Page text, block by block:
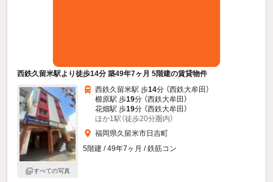
西鉄久留米駅より徒歩14分 築49年7ヶ月 5階建の賃貸物件
すべての写真
西鉄久留米駅 歩14分 （西鉄大牟田）
櫛原駅 歩19分 （西鉄大牟田）
花畑駅 歩19分 （西鉄大牟田）
ほか1駅（徒歩20分圏内）
福岡県久留米市日吉町
5階建 / 49年7ヶ月 / 鉄筋コン